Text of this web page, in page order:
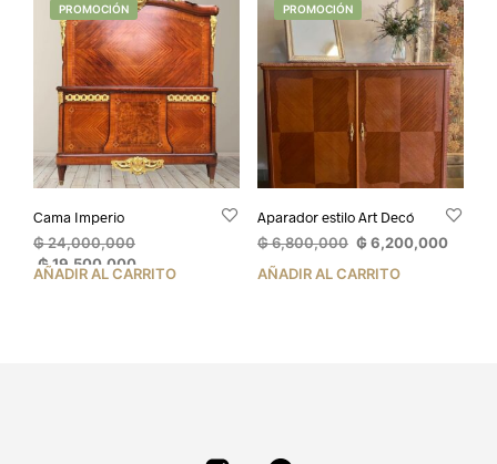
PROMOCIÓN
Cama Imperio
₲24,000,000El
precio
original
₲19,500,000El
precio
AÑADIR AL CARRITO
PROMOCIÓN
Aparador estilo Art Decó
₲6,800,000 El
original
₲6,200,000El
AÑADIR AL CARRITO